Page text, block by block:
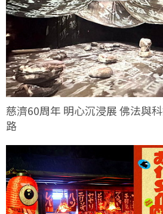
慈濟60周年 明心沉浸展 佛法與
路